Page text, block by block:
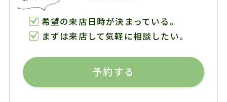
希望の来店日時が決まっている。
まずは来店して気軽に相談したい。
予約する